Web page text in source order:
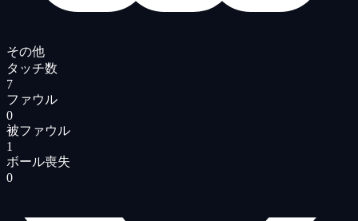
その他
タッチ数
7
ファウル
0
被ファウル
1
ボール喪失
0